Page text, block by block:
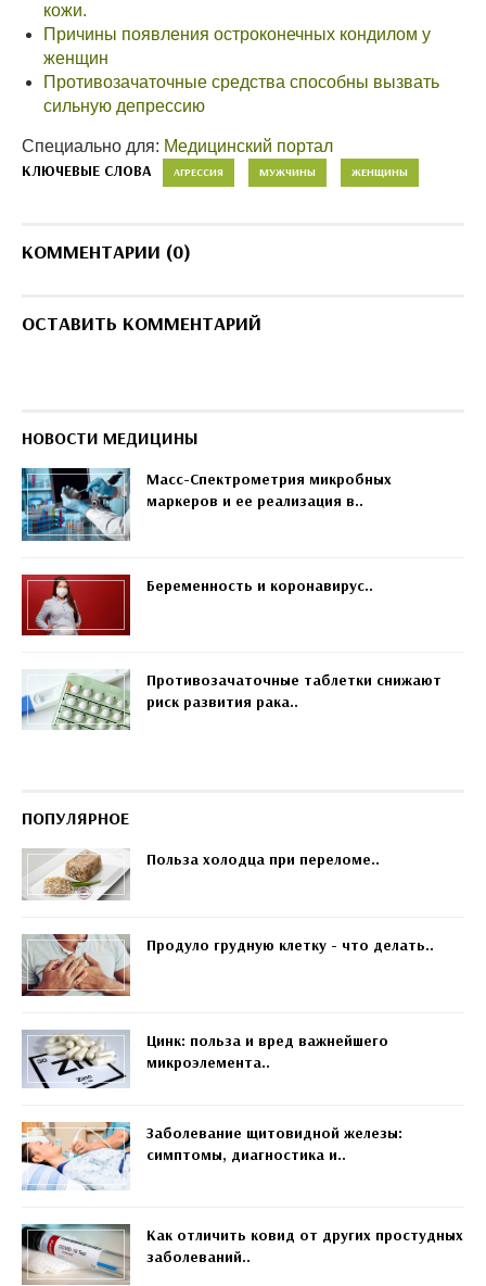
кожи.
Причины появления остроконечных кондилом у
женщин
Противозачаточные средства способны вызвать
сильную депрессию
Специально для: Медицинский портал
КЛЮЧЕВЫЕ СЛОВА АГРЕССИЯ МУЖЧИНЫ ЖЕНЩИНЫ
КОММЕНТАРИИ (0)
ОСТАВИТЬ КОММЕНТАРИЙ
НОВОСТИ МЕДИЦИНЫ
Масс-Спектрометрия микробных
маркеров и ее реализация в..
Беременность и коронавирус..
Противозачаточные таблетки снижают
риск развития рака..
ПОПУЛЯРНОЕ
Польза холодца при переломе..
Продуло грудную клетку - что делать..
Цинк: польза и вред важнейшего
микроэлемента..
Заболевание щитовидной железы:
симптомы, диагностика и..
Как отличить ковид от других простудных
заболеваний..